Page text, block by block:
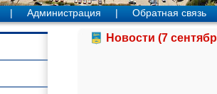
| Администрация | Обратная связь
Новости (7